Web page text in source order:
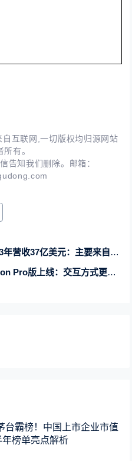
互联网,一切版权均归源网站
所有。
告知我们删除。邮箱：
营收37亿美元：主要来自广告
版上线：交互方式更身临其境
台霸榜！中国上市企业市值
榜单亮点解析